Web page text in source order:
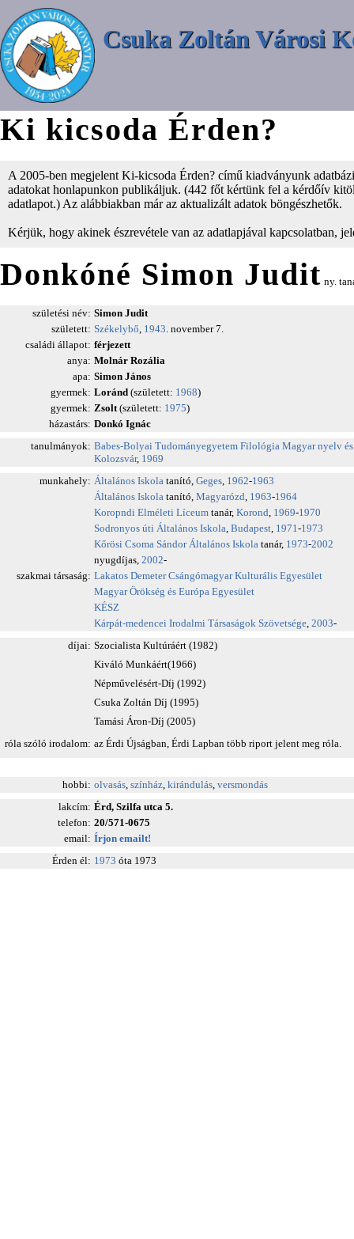
Csuka Zoltán Városi
Ki kicsoda Érden?
A 2005-ben megjelent Ki-kicsoda Érden? című kiadványunk
adatokat honlapunkon publikáljuk. (442 főt kértünk fel a kérdőív
adatlapot.) Az alábbiakban már az aktualizált adatok böngészhetők.
Kérjük, hogy akinek észrevétele van az adatlapjával kapcsolatban,
Donkóné Simon Judit ny.
születési név: Simon Judit
született: Székelybő, 1943. november 7.
családi állapot: férjezett
anya: Molnár Rozália
apa: Simon János
gyermek: Loránd (született: 1968)
gyermek: Zsolt(született: 1975)
házastárs: Donkó Ignác
tanulmányok: Babes-Bolyai Tudományegyetem Filológia Magyar nyelv
Kolozsvár, 1969
munkahely: Általános Iskola tanító, Geges, 1962-1963
Általános Iskola tanító, Magyarózd, 1963-1964
Koropndi Elméleti Líceum tanár, Korond, 1969-1970
Sodronyos úti Általános Iskola, Budapest, 1971-1973
Kőrösi Csoma Sándor Általános Iskola tanár, 1973-2002
nyugdíjas, 2002-
szakmai társaság: Lakatos Demeter Csángómagyar Kulturális Egyesület
Magyar Örökség és Európa Egyesület
KÉSZ
Kárpát-medencei Irodalmi Társaságok Szövetsége, 2003-
díjai: Szocialista Kultúráért (1982)
Kiváló Munkáért(1966)
Népművelésért-Díj (1992)
Csuka Zoltán Díj (1995)
Tamási Áron-Díj (2005)
róla szóló irodalom: az Érdi Újságban, Érdi Lapban több riport jelent meg róla.
hobbi: olvasás, színház, kirándulás, versmondás
lakcím: Érd, Szilfa utca 5.
telefon: 20/571-0675
email: Írjon emailt!
Érden él: 1973 óta 1973